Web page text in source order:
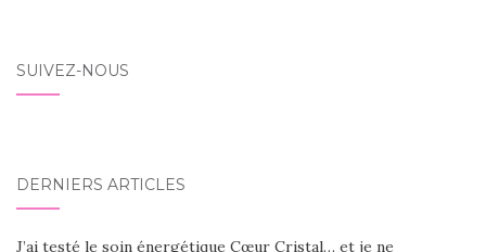
SUIVEZ-NOUS
DERNIERS ARTICLES
J’ai testé le soin énergétique Cœur Cristal… et je ne